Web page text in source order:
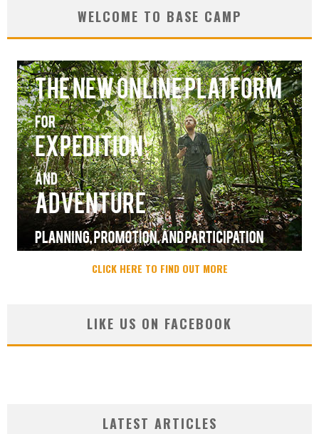
WELCOME TO BASE CAMP
CLICK HERE TO FIND OUT MORE
LIKE US ON FACEBOOK
LATEST ARTICLES